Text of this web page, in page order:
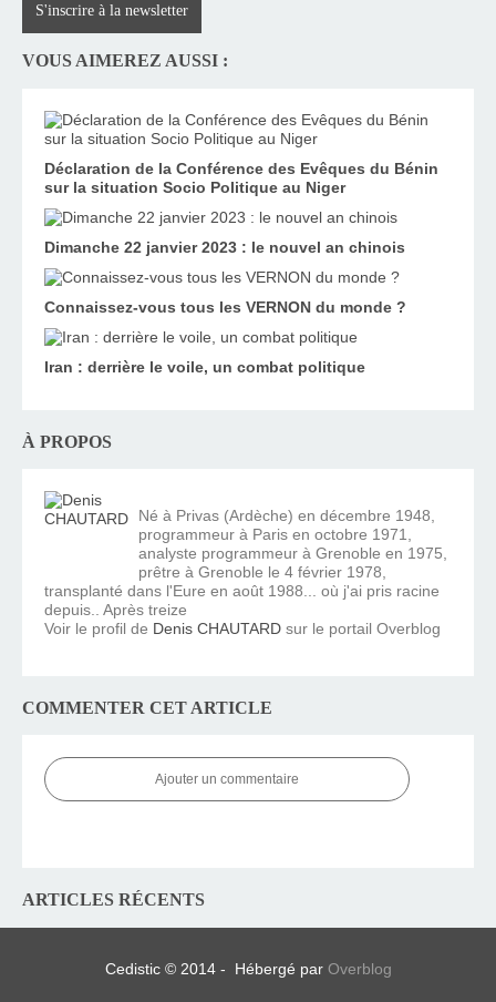
S'inscrire à la newsletter
VOUS AIMEREZ AUSSI :
Déclaration de la Conférence des Evêques du Bénin
sur la situation Socio Politique au Niger
Dimanche 22 janvier 2023 : le nouvel an chinois
Connaissez-vous tous les VERNON du monde ?
Iran : derrière le voile, un combat politique
À PROPOS
Né à Privas (Ardèche) en décembre 1948,
programmeur à Paris en octobre 1971,
analyste programmeur à Grenoble en 1975,
prêtre à Grenoble le 4 février 1978,
transplanté dans l'Eure en août 1988... où j'ai pris racine
depuis.. Après treize
Voir le profil de Denis CHAUTARD sur le portail Overblog
COMMENTER CET ARTICLE
Ajouter un commentaire
ARTICLES RÉCENTS
Cedistic © 2014 - Hébergé par Overblog